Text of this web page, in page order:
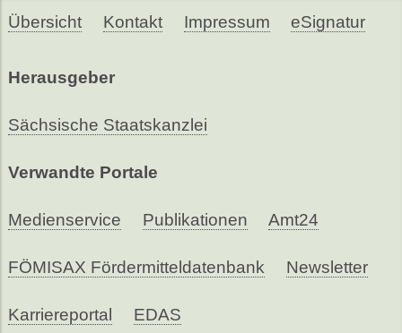
Übersicht Kontakt Impressum eSignatur
Herausgeber
Sächsische Staatskanzlei
Verwandte Portale
Medienservice Publikationen Amt24
FÖMISAX Fördermitteldatenbank Newsletter
Karriereportal EDAS